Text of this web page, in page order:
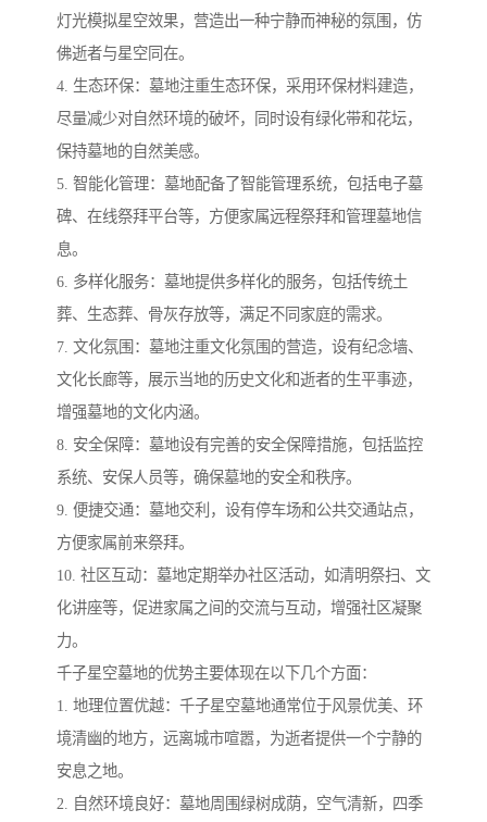
灯光模拟星空效果，营造出一种宁静而神秘的氛围，仿
佛逝者与星空同在。
4. 生态环保：墓地注重生态环保，采用环保材料建造，
尽量减少对自然环境的破坏，同时设有绿化带和花坛，
保持墓地的自然美感。
5. 智能化管理：墓地配备了智能管理系统，包括电子墓
碑、在线祭拜平台等，方便家属远程祭拜和管理墓地信
息。
6. 多样化服务：墓地提供多样化的服务，包括传统土
葬、生态葬、骨灰存放等，满足不同家庭的需求。
7. 文化氛围：墓地注重文化氛围的营造，设有纪念墙、
文化长廊等，展示当地的历史文化和逝者的生平事迹，
增强墓地的文化内涵。
8. 安全保障：墓地设有完善的安全保障措施，包括监控
系统、安保人员等，确保墓地的安全和秩序。
9. 便捷交通：墓地交利，设有停车场和公共交通站点，
方便家属前来祭拜。
10. 社区互动：墓地定期举办社区活动，如清明祭扫、文
化讲座等，促进家属之间的交流与互动，增强社区凝聚
力。
千子星空墓地的优势主要体现在以下几个方面：
1. 地理位置优越：千子星空墓地通常位于风景优美、环
境清幽的地方，远离城市喧嚣，为逝者提供一个宁静的
安息之地。
2. 自然环境良好：墓地周围绿树成荫，空气清新，四季